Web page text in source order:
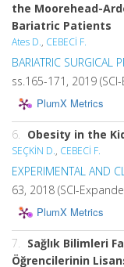
the Moorehead-
Bariatric Patients
Ates D., CEBECİ F.
BARIATRIC SURGICAL
ss.165-171, 2019
PlumX Metrics
6. Obesity in the
SEÇKİN D., CEBECİ F.
EXPERIMENTAL AND
63, 2018 (SCI-
PlumX Metrics
7.
Sağlık Bilimleri
Öğrencilerinin